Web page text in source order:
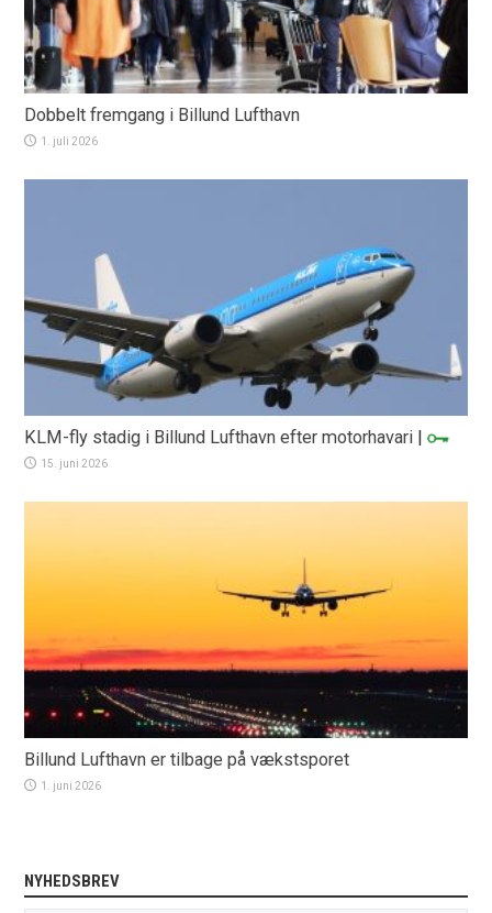
Dobbelt fremgang i Billund Lufthavn
1. juli 2026
KLM-fly stadig i Billund Lufthavn efter motorhavari |
15. juni 2026
Billund Lufthavn er tilbage på vækstsporet
1. juni 2026
NYHEDSBREV